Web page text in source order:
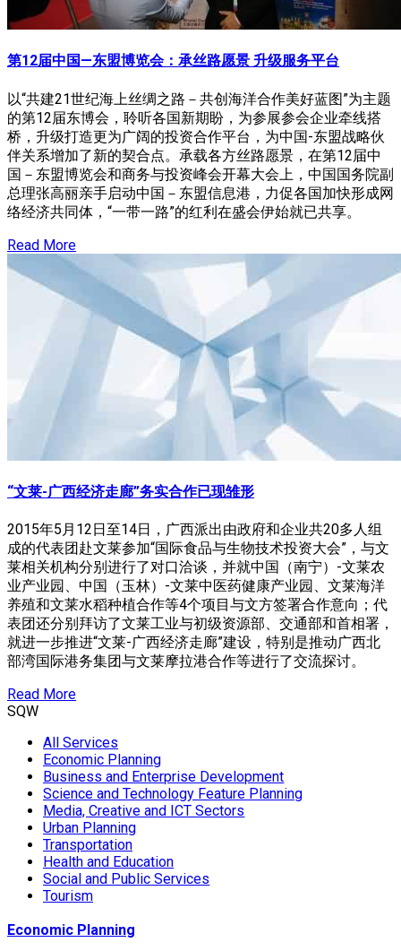
第12届中国—东盟博览会：承丝路愿景 升级服务平台
以“共建21世纪海上丝绸之路－共创海洋合作美好蓝图”为主题
的第12届东博会，聆听各国新期盼，为参展参会企业牵线搭
桥，升级打造更为广阔的投资合作平台，为中国-东盟战略伙
伴关系增加了新的契合点。承载各方丝路愿景，在第12届中
国－东盟博览会和商务与投资峰会开幕大会上，中国国务院副
总理张高丽亲手启动中国－东盟信息港，力促各国加快形成网
络经济共同体，“一带一路”的红利在盛会伊始就已共享。
Read More
“文莱-广西经济走廊”务实合作已现雏形
2015年5月12日至14日，广西派出由政府和企业共20多人组
成的代表团赴文莱参加“国际食品与生物技术投资大会”，与文
莱相关机构分别进行了对口洽谈，并就中国（南宁）-文莱农
业产业园、中国（玉林）-文莱中医药健康产业园、文莱海洋
养殖和文莱水稻种植合作等4个项目与文方签署合作意向；代
表团还分别拜访了文莱工业与初级资源部、交通部和首相署，
就进一步推进“文莱-广西经济走廊”建设，特别是推动广西北
部湾国际港务集团与文莱摩拉港合作等进行了交流探讨。
Read More
SQW
All Services
Economic Planning
Business and Enterprise Development
Science and Technology Feature Planning
Media, Creative and ICT Sectors
Urban Planning
Transportation
Health and Education
Social and Public Services
Tourism
Economic Planning